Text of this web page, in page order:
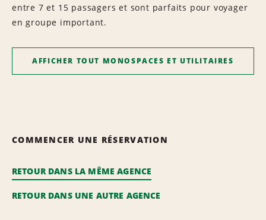
entre 7 et 15 passagers et sont parfaits pour voyager
en groupe important.
AFFICHER TOUT MONOSPACES ET UTILITAIRES
COMMENCER UNE RÉSERVATION
RETOUR DANS LA MÊME AGENCE
RETOUR DANS UNE AUTRE AGENCE